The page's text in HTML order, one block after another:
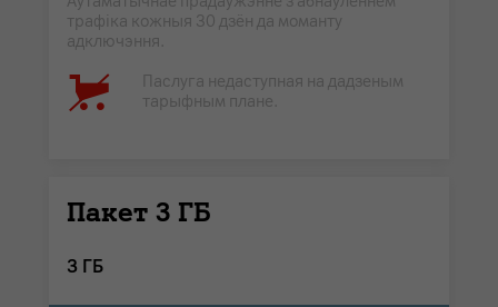
трафіка кожныя 30 дзён да моманту
адключэння.
Паслуга недаступная на дадзеным
тарыфным плане.
Пакет 3 ГБ
3 ГБ